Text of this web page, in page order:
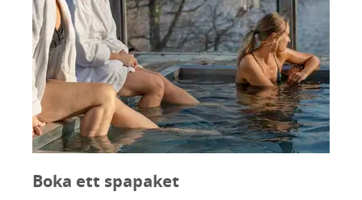
Boka ett spapaket